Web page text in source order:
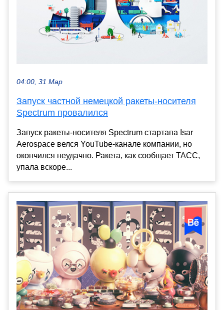
04:00, 31 Мар
Запуск частной немецкой ракеты-носителя
Spectrum провалился
Запуск ракеты-носителя Spectrum стартапа Isar
Aerospace велся YouTube-канале компании, но
окончился неудачно. Ракета, как сообщает ТАСС,
упала вскоре...